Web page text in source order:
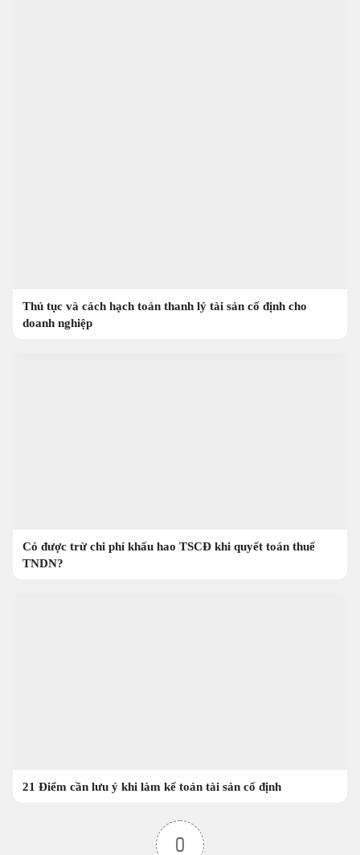
Thủ tục và cách hạch toán thanh lý tài sản cố định cho
doanh nghiệp
Có được trừ chi phí khấu hao TSCĐ khi quyết toán thuế
TNDN?
21 Điểm cần lưu ý khi làm kế toán tài sản cố định
0